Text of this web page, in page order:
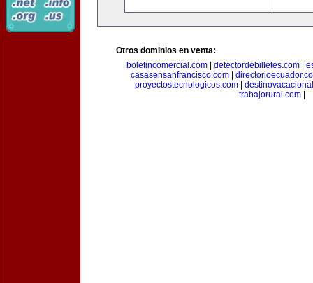
Otros dominios en venta:
boletincomercial.com
detectordebilletes.com
casasensanfrancisco.com|
proyectostecnologicos.com|
trabajorural.com|